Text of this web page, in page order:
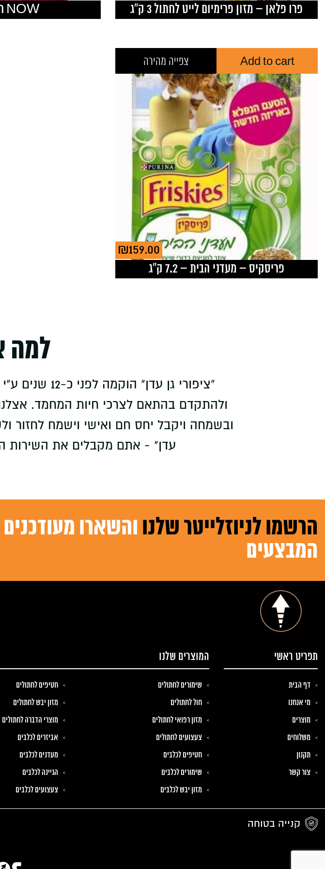
פרו פלאן – מזון פרימיום לייט לחתול 3 ק”ג NOW חתול 7 ק”ג
פריסקיס – מעדני הבית – 7.2 ק”ג
₪159.00
Add to cart צפייה מהירה
למה
"ציפורי גן
ולהתקדם בהתאם לצרכי חיות המחמד.
ובשמחה ויקבל יחס חם ואישי וישמח לחזור
עדן" - אתם מקבלים את השירות
הרשמו לניוזלייטר שלנו והשארו
המבצעים
תפריט ראשי
דף הבית
מי אנחנו
מוצרים
משלוחים
תקנון
צור קשר
המוצרים שלנו
שימורים לחתולים
חטיפים לחתולים
חול לחתולים
מזון יבש לחתולים
מזון רפואי לחתולים
מוצרי הדברה לחתולים
צעצועים לחתולים
אביזרים לכלבים
חטיפים לכלבים
מעדנים לכלבים
שימורים לכלבים
הגיינה לכלבים
מזון יבש לכלבים
צעצועים לכלבים
קנייה בטוחה